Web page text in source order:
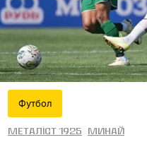
Футбол
Металіст 1925 Минай